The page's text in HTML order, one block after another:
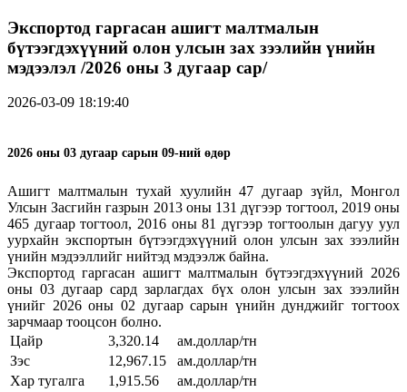
Экспортод гаргасан ашигт малтмалын
бүтээгдэхүүний олон улсын зах зээлийн үнийн
мэдээлэл /2026 оны 3 дугаар сар/
2026-03-09 18:19:40
2026 оны 03 дугаар сарын 09-ний өдөр
Ашигт малтмалын тухай хуулийн 47 дугаар зүйл, Монгол
Улсын Засгийн газрын 2013 оны 131 дүгээр тогтоол, 2019 оны
465 дугаар тогтоол, 2016 оны 81 дүгээр тогтоолын дагуу уул
уурхайн экспортын бүтээгдэхүүний олон улсын зах зээлийн
үнийн мэдээллийг нийтэд мэдээлж байна.
Экспортод гаргасан ашигт малтмалын бүтээгдэхүүний 2026
оны 03 дугаар сард зарлагдах бүх олон улсын зах зээлийн
үнийг 2026 оны 02 дугаар сарын үнийн дунджийг тогтоох
зарчмаар тооцсон болно.
Цайр
3,320.14
ам.доллар/тн
Зэс
12,967.15
ам.доллар/тн
Хар тугалга
1,915.56
ам.доллар/тн